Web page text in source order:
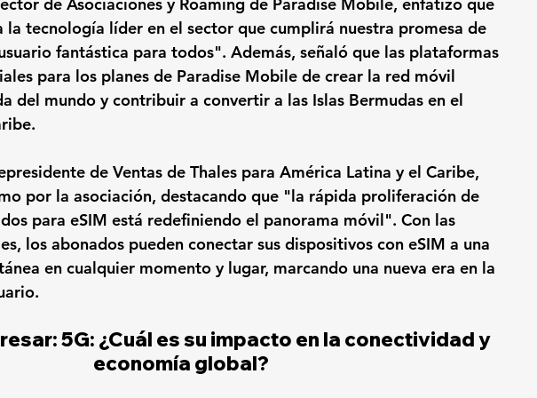
la tecnología líder en el sector que cumplirá nuestra promesa de
fantástica para todos". Además, señaló que las plataformas
para los planes de Paradise Mobile de crear la red móvil
del mundo y contribuir a convertir a las Islas Bermudas en el
de Ventas de Thales para América Latina y el Caribe,
por la asociación, destacando que "la rápida proliferación de
para eSIM está redefiniendo el panorama móvil". Con las
los abonados pueden conectar sus dispositivos con eSIM a una
en cualquier momento y lugar, marcando una nueva era en la
5G: ¿Cuál es su impacto en la conectividad y
economía global?